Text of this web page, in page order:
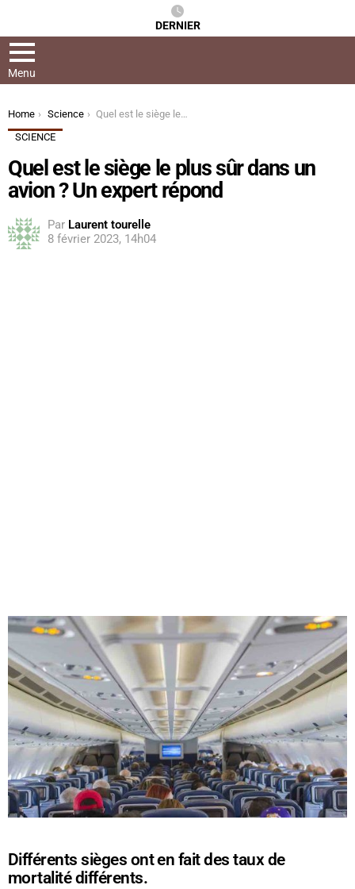
DERNIER
Menu
You are here:
Home Science
Quel est le siège le plus sûr dans un avion ? Un expert répond
SCIENCE
Quel est le siège le plus sûr dans un
avion ? Un expert répond
Par Laurent tourelle
8 février 2023, 14h04
Différents sièges ont en fait des taux de
mortalité différents.